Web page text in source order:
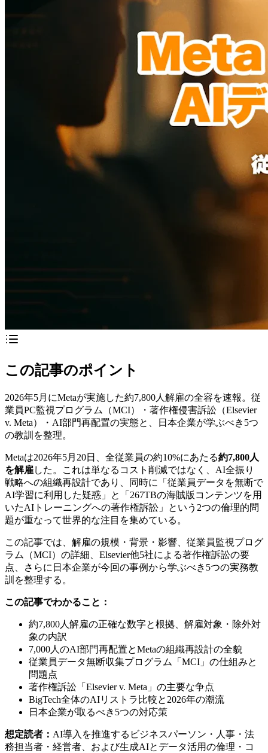
この記事のポイント
2026年5月にMetaが実施した約7,800人解雇の全容を速報。従
業員PC監視プログラム（MCI）・著作権侵害訴訟（Elsevier
v. Meta）・AI部門再配置の実態と、日本企業が学ぶべき5つ
の教訓を整理。
Metaは2026年5月20日、全従業員の約10%にあたる約7,800人
を解雇した。これは単なるコスト削減ではなく、AI全振り
戦略への組織再設計であり、同時に「従業員データを無断で
AI学習に利用した疑惑」と「267TBの海賊版コンテンツを用
いたAIトレーニングへの著作権訴訟」という2つの倫理的問
題が重なって世界的な注目を集めている。
この記事では、解雇の規模・背景・影響、従業員監視プログ
ラム（MCI）の詳細、Elsevier他5社による著作権訴訟の要
点、さらに日本企業が今回の事例から学ぶべき5つの実務教
訓を整理する。
この記事でわかること：
約7,800人解雇の正確な数字と根拠、解雇対象・除外対
象の内訳
7,000人のAI部門再配置とMetaの組織再設計の全貌
従業員データ無断収集プログラム「MCI」の仕組みと
問題点
著作権訴訟「Elsevier v. Meta」の主要な争点
BigTech全体のAIリストラ比較と2026年の潮流
日本企業が取るべき5つの対応策
想定読者： AI導入を推進するビジネスパーソン・人事・法
務担当者・経営者、および生成AIとデータ活用の倫理・コ